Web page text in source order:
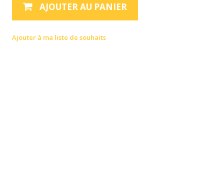
AJOUTER AU PANIER
Ajouter à ma liste de souhaits